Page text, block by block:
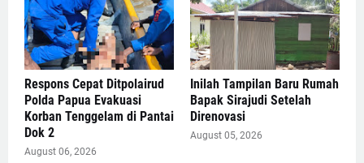
Respons Cepat Ditpolairud
Polda Papua Evakuasi
Korban Tenggelam di Pantai
Dok 2
August 06, 2026
Inilah Tampilan Baru Rumah
Bapak Sirajudi Setelah
Direnovasi
August 05, 2026